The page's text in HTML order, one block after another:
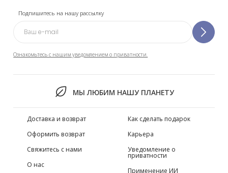
Подпишитесь на нашу рассылку
Ознакомьтесь с нашим уведомлением о приватности.
МЫ ЛЮБИМ НАШУ ПЛАНЕТУ
Доставка и возврат
Оформить возврат
Свяжитесь с нами
О нас
Как сделать подарок
Карьера
Уведомление о
приватности
Применение ИИ